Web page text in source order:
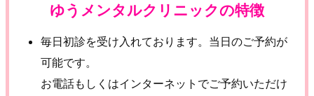
ゆうメンタルクリニックの特徴
毎日初診を受け入れております。当日のご予約が
可能です。
お電話もしくはインターネットでご予約いただけ